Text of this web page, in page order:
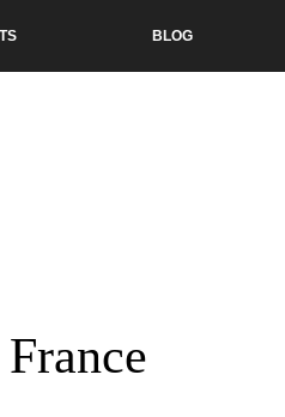
BLOG